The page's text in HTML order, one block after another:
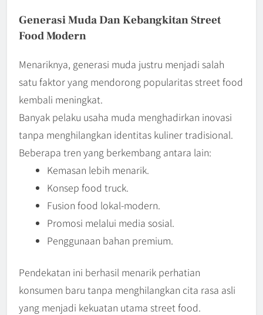
Generasi Muda Dan Kebangkitan Street
Food Modern
Menariknya, generasi muda justru menjadi salah
satu faktor yang mendorong popularitas street food
kembali meningkat.
Banyak pelaku usaha muda menghadirkan inovasi
tanpa menghilangkan identitas kuliner tradisional.
Beberapa tren yang berkembang antara lain:
Kemasan lebih menarik.
Konsep food truck.
Fusion food lokal-modern.
Promosi melalui media sosial.
Penggunaan bahan premium.
Pendekatan ini berhasil menarik perhatian
konsumen baru tanpa menghilangkan cita rasa asli
yang menjadi kekuatan utama street food.